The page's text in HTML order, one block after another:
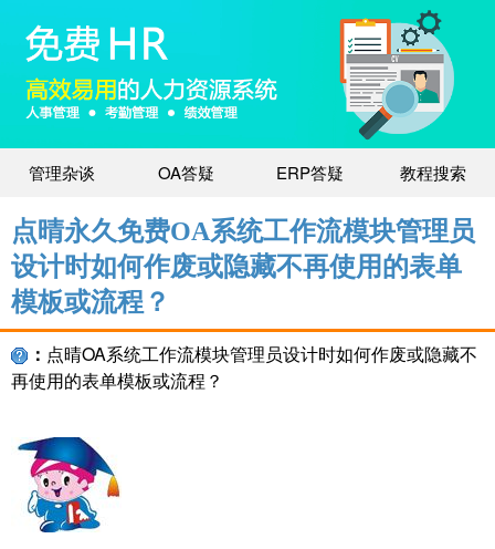
管理杂谈 OA答疑 ERP答疑 教程搜索
点晴永久免费OA系统工作流模块管理员
设计时如何作废或隐藏不再使用的表单
模板或流程？
： 点晴OA系统工作流模块管理员设计时如何作废或隐藏不
再使用的表单模板或流程？